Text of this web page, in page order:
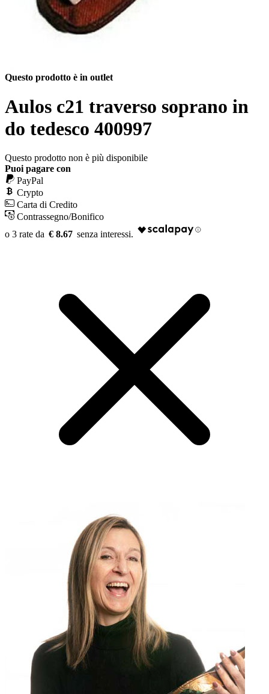
Questo prodotto è in outlet
Aulos c21 traverso soprano in
do tedesco 400997
Questo prodotto non è più disponibile
Puoi pagare con
PayPal
Crypto
Carta di Credito
Contrassegno/Bonifico
€ 8.67